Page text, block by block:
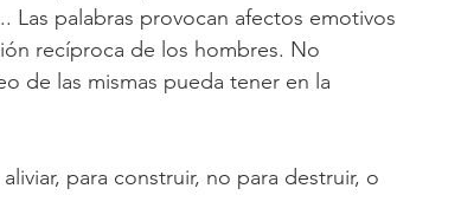
Las palabras provocan afectos emotivos
recíproca de los hombres. No
de las mismas pueda tener en la
para construir, no para destruir, o